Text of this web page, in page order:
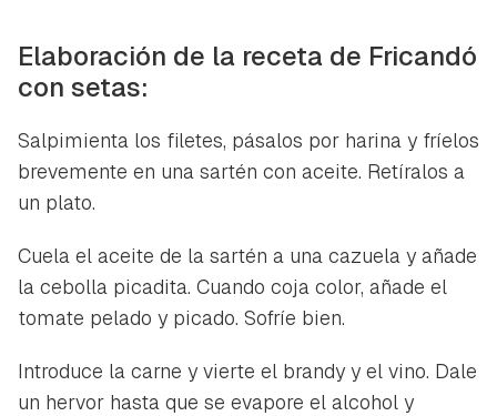
Elaboración de la receta de Fricandó
con setas:
Salpimienta los filetes, pásalos por harina y fríelos
brevemente en una sartén con aceite. Retíralos a
un plato.
Cuela el aceite de la sartén a una cazuela y añade
la cebolla picadita. Cuando coja color, añade el
tomate pelado y picado. Sofríe bien.
Introduce la carne y vierte el brandy y el vino. Dale
un hervor hasta que se evapore el alcohol y